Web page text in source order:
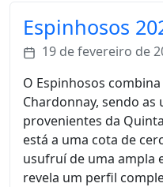
Espinhosos
19 de fevereiro de
O Espinhosos
Chardonnay, sendo as
provenientes da
está a uma cota de
usufruí de uma ampla
revela um perfil